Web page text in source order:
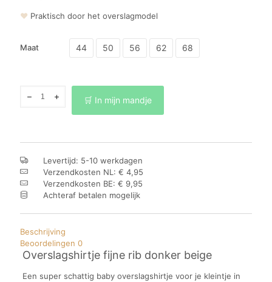
❤ Praktisch door het overslagmodel
Maat 44 50 56 62 68
🛒 In mijn mandje
Levertijd: 5-10 werkdagen
Verzendkosten NL: € 4,95
Verzendkosten BE: € 9,95
Achteraf betalen mogelijk
Beschrijving
Beoordelingen 0
Overslagshirtje fijne rib donker beige
Een super schattig baby overslagshirtje voor je kleintje in